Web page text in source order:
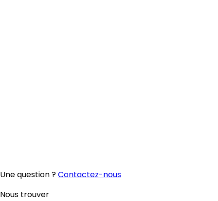
Une question ?Contactez-nous
Nous trouver